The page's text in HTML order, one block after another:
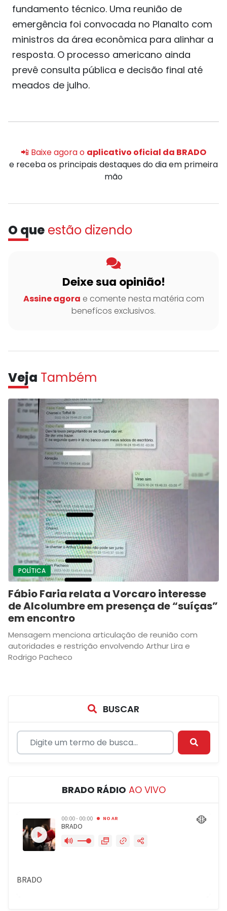
fundamento técnico. Uma reunião de
emergência foi convocada no Planalto com
ministros da área econômica para alinhar a
resposta. O processo americano ainda
prevê consulta pública e decisão final até
meados de julho.
📲 Baixe agora o aplicativo oficial da BRADO
e receba os principais destaques do dia em primeira
mão
O que estão dizendo
Deixe sua opinião!
Assine agora e comente nesta matéria com
benefícos exclusivos.
Veja Também
POLÍTICA
Fábio Faria relata a Vorcaro interesse
de Alcolumbre em presença de “suíças”
em encontro
Mensagem menciona articulação de reunião com
autoridades e restrição envolvendo Arthur Lira e
Rodrigo Pacheco
BUSCAR
BRADO RÁDIO AO VIVO